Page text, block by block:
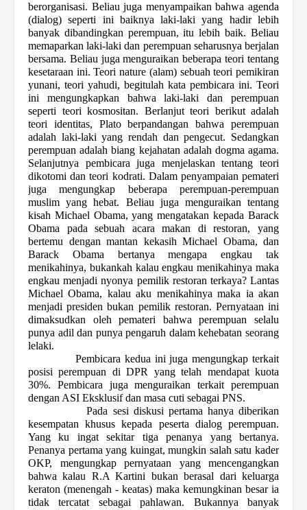
berorganisasi. Beliau juga menyampaikan bahwa agenda
(dialog) seperti ini baiknya laki-laki yang hadir lebih
banyak dibandingkan perempuan, itu lebih baik. Beliau
memaparkan laki-laki dan perempuan seharusnya berjalan
bersama. Beliau juga menguraikan beberapa teori tentang
kesetaraan ini. Teori nature (alam) sebuah teori pemikiran
yunani, teori yahudi, begitulah kata pembicara ini. Teori
ini mengungkapkan bahwa laki-laki dan perempuan
seperti teori kosmositan. Berlanjut teori berikut adalah
teori identitas, Plato berpandangan bahwa perempuan
adalah laki-laki yang rendah dan pengecut. Sedangkan
perempuan adalah biang kejahatan adalah dogma agama.
Selanjutnya pembicara juga menjelaskan tentang teori
dikotomi dan teori kodrati. Dalam penyampaian pemateri
juga mengungkap beberapa perempuan-perempuan
muslim yang hebat. Beliau juga menguraikan tentang
kisah Michael Obama, yang mengatakan kepada Barack
Obama pada sebuah acara makan di restoran, yang
bertemu dengan mantan kekasih Michael Obama, dan
Barack Obama bertanya mengapa engkau tak
menikahinya, bukankah kalau engkau menikahinya maka
engkau menjadi nyonya pemilik restoran terkaya? Lantas
Michael Obama, kalau aku menikahinya maka ia akan
menjadi presiden bukan pemilik restoran. Pernyataan ini
dimaksudkan oleh pemateri bahwa perempuan selalu
punya adil dan punya pengaruh dalam kehebatan seorang
lelaki.
Pembicara kedua ini juga mengungkap terkait
posisi perempuan di DPR yang telah mendapat kuota
30%. Pembicara juga menguraikan terkait perempuan
dengan ASI Eksklusif dan masa cuti sebagai PNS.
Pada sesi diskusi pertama hanya diberikan
kesempatan khusus kepada peserta dialog perempuan.
Yang ku ingat sekitar tiga penanya yang bertanya.
Penanya pertama yang kuingat, mungkin salah satu kader
OKP, mengungkap pernyataan yang mencengangkan
bahwa kalau R.A Kartini bukan berasal dari keluarga
keraton (menengah - keatas) maka kemungkinan besar ia
tidak tercatat sebagai pahlawan. Bukannya banyak